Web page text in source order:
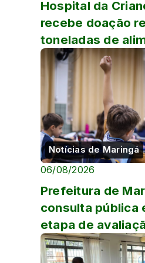
Hospital da
recebe doação
toneladas de
autografado por
Notícias de Maringá
06/08/2026
Prefeitura de
consulta pública
etapa de
cívico-militar